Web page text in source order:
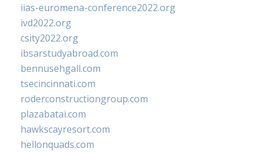
iias-euromena-conference2022.org
ivd2022.org
csity2022.org
ibsarstudyabroad.com
bennusehgall.com
tsecincinnati.com
roderconstructiongroup.com
plazabatai.com
hawkscayresort.com
hellonquads.com